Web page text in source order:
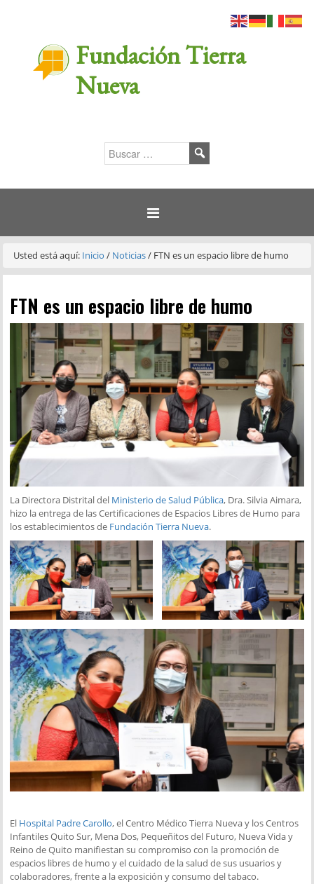
Fundación Tierra
Nueva
Usted está aquí: Inicio/ Noticias/ FTN es un espacio libre de humo
FTN es un espacio libre de humo
La Directora Distrital del Ministerio de Salud Pública, Dra. Silvia Aimara,
hizo la entrega de las Certificaciones de Espacios Libres de Humo para
los establecimientos de Fundación Tierra Nueva.
El Hospital Padre Carollo, el Centro Médico Tierra Nueva y los Centros
Infantiles Quito Sur, Mena Dos, Pequeñitos del Futuro, Nueva Vida y
Reino de Quito manifiestan su compromiso con la promoción de
espacios libres de humo y el cuidado de la salud de sus usuarios y
colaboradores, frente a la exposición y consumo del tabaco.